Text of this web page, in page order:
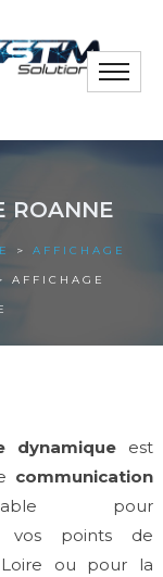
Toggle
ROANNE
> AFFICHAGE
AFFICHAGE
dynamique est
communication
pour
vos points de
ou pour la